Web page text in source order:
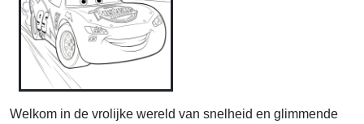
Welkom in de vrolijke wereld van snelheid en glimmende